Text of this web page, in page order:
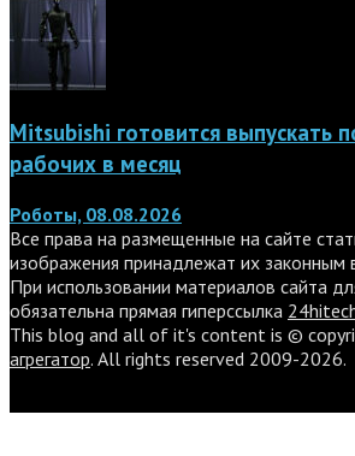
Mitsubishi готовится выпускать
рабочих в месяц
Роботы, 08.08.2026
Все права на размещенные на сайте
изображения принадлежат их законным
При использовании материалов сайта
обязательна прямая гиперссылка
This blog and all of it's content is ©
агрегатор. All rights reserved 2009-2026.